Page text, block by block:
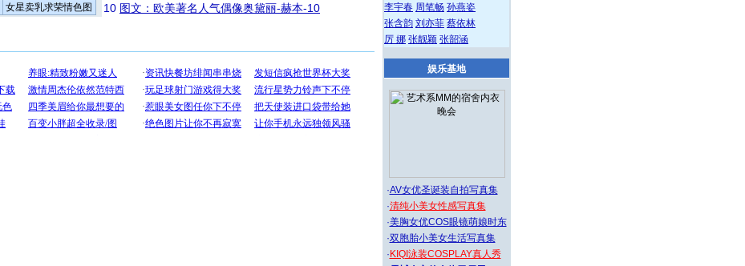
女星卖乳求荣情色图
10 图文：欧美著名人气偶像奥黛丽-赫本-10
李宇春 周笔畅 孙燕姿
张含韵 刘亦菲 蔡依林
厉 娜 张靓颖 张韶涵
娱乐基地
·AV女优圣诞装自拍写真集
·清纯小美女性感写真集
·美胸女优COS眼镜萌娘时东
·双胞胎小美女生活写真集
· KIQI泳装COSPLAY真人秀